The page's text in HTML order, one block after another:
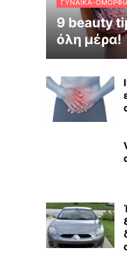
ΓΥΝΑΊΚΑ-
9 beauty
όλη μέρα!